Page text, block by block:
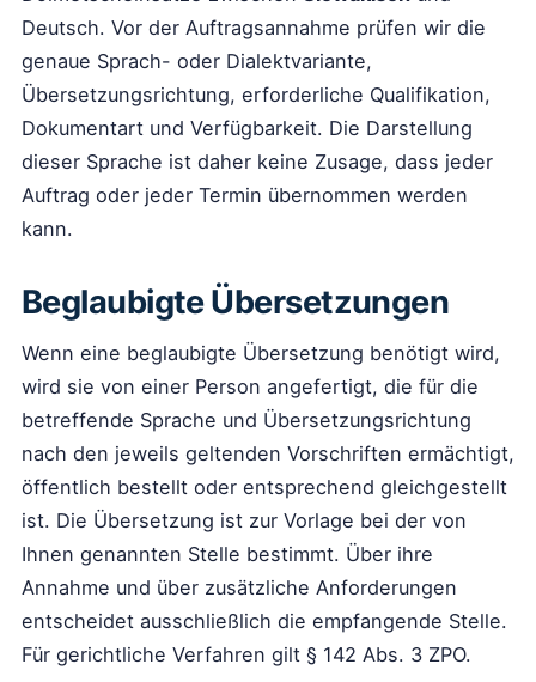
Deutsch. Vor der Auftragsannahme prüfen wir die
genaue Sprach- oder Dialektvariante,
Übersetzungsrichtung, erforderliche Qualifikation,
Dokumentart und Verfügbarkeit. Die Darstellung
dieser Sprache ist daher keine Zusage, dass jeder
Auftrag oder jeder Termin übernommen werden
kann.
Beglaubigte Übersetzungen
Wenn eine beglaubigte Übersetzung benötigt wird,
wird sie von einer Person angefertigt, die für die
betreffende Sprache und Übersetzungsrichtung
nach den jeweils geltenden Vorschriften ermächtigt,
öffentlich bestellt oder entsprechend gleichgestellt
ist. Die Übersetzung ist zur Vorlage bei der von
Ihnen genannten Stelle bestimmt. Über ihre
Annahme und über zusätzliche Anforderungen
entscheidet ausschließlich die empfangende Stelle.
Für gerichtliche Verfahren gilt § 142 Abs. 3 ZPO.